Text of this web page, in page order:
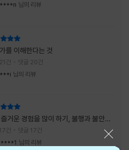
님의 리뷰
를 이해한다는 것
건 댓글 20건
님의 리뷰
거운 경험을 많이 하기, 불행과 불안을
지 말기, 그리고 좋은 사람을 많이 만나
건
댓글 17건
님의 리뷰